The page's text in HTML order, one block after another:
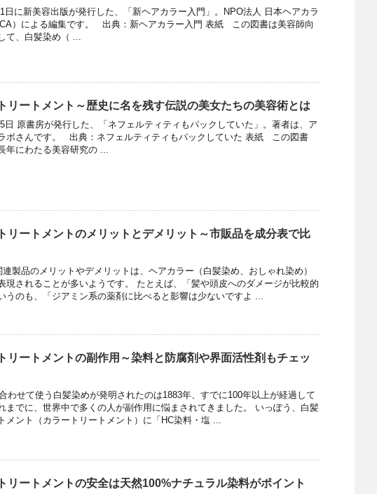
日に新美容出版が発行した、「新ヘアカラー入門」。NPO法人 日本ヘアカラ
）による編集です。 出典：新ヘアカラー入門 表紙 この図書は美容師向
て、白髪染め（ ...
リートメント～歴史に名を残す伝説の美女たちの美容術とは
日 原書房が発行した、「ネフェルティティもパックしていた」。著者は、ア
ボさんです。 出典：ネフェルティティもパックしていた 表紙 この図書
年にわたる美容研究の ...
リートメントのメリットとデメリット～市販品を成分表で比
製品のメリットやデメリットは、ヘアカラー（白髪染め、おしゃれ染め）
現されることが多いようです。 たとえば、「髪や頭皮へのダメージが比較的
うのも、「ジアミン系の薬剤に比べると影響は少ないですよ ...
リートメントの副作用～染料と防腐剤や界面活性剤もチェッ
わせて使う白髪染めが発明されたのは1883年、すでに100年以上が経過して
までに、世界中で多くの人が副作用に悩まされてきました。 いっぽう、白髪
メント（カラートリートメント）に「HC染料・塩 ...
リートメントの安全は天然100%ナチュラル染料がポイント